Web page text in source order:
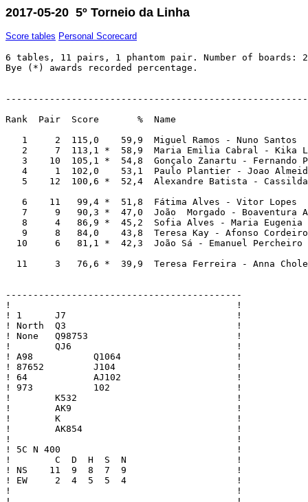
2017-05-20 5º Torneio da Linha
Score tables Personal Scorecard
6 tables, 11 pairs, 1 phantom pair. Number of boards:
Bye (*) awards recorded percentage.
Rank  Pair  Score       %  Name
1     2  115,0    59,9  Miguel Ramos - Nuno Santos
2     7  113,1 *  58,9  Maria Emilia Cabral -
3    10  105,1 *  54,8  Gonçalo Zanartu - Fernando
4     1  102,0    53,1  Paulo Plantier - Joao
5    12  100,6 *  52,4  Alexandre Batista -
6    11   99,4 *  51,8  Fátima Alves - Vitor Lopes
7     9   90,3 *  47,0  João  Morgado - Boaventura
8     4   86,9 *  45,2  Sofia Alves - Maria Eugenia
9     8   84,0    43,8  Teresa Kay - Afonso
10     6   81,1 *  42,3  João Sá - Emanuel
11     3   76,6 *  39,9  Teresa Ferreira - Anna
-------------------------------------------
!                                         !
! 1      J7                               !
! North  Q3                               !
! None   Q98753                           !
!        QJ6                              !
! A98           Q1064                     !
! 87652         J104                      !
! 64            AJ102                     !
! 973           102                       !
!        K532                             !
!        AK9                              !
!        K                                !
!        AK854                            !
!                                         !
! 5C N 400                                !
!        C  D  H  S  N                    !
! NS    11  9  8  7  9                    !
! EW     2  4  5  5  4                    !
!                                         !
!                                         !
!                                         !
!                                         !
!  Pair  Contr    Ld     Result   Score   !
!  2 11  3N  S +1 H3    430      5,0 3,0  !
!  4  3  6C  S -2 H8       -100  0,0 8,0  !
!  7 12  3N  S +1 D5    430      5,0 3,0  !
!  8  6  3N  S +1 SA    430      5,0 3,0  !
!  9  1  3N  S +1 S9    430      5,0 3,0  !
! 10 --                     Bye  4,4      !
!                                         !
!                                         !
-------------------------------------------
!                                         !
! 2      85                               !
! East   54                               !
! N-S    Q10542                           !
!        A965                             !
! KJ10964       Q72                       !
! AK            QJ872                     !
! K6            97                        !
! J73           Q104                      !
!        A3                               !
!        10963                            !
!        AJ83                             !
!        K82                              !
!                                         !
! 3S E -140                               !
!        C  D  H  S  N                    !
! NS     8  8  4  4  4                    !
! EW     5  5  8  9  6                    !
!                                         !
!                                         !
!                                         !
!                                         !
!  Pair  Contr    Ld     Result   Score   !
!  2 11  4S  W +1 D2       -450  2,0 6,0  !
!  4  3  4S  W +1 H5       -450  2,0 6,0  !
!  7 12  1S  W +4 D5       -200  7,0 1,0  !
!  8  6  4S  E +1 D6       -450  2,0 6,0  !
!  9  1  3S  W +2 DQ       -200  7,0 1,0  !
! 10 --                     Bye  4,4      !
!                                         !
!                                         !
-------------------------------------------
!                                         !
! 3      Q98                              !
! South  107                              !
! E-W    AK96                             !
!        10952                            !
! K752          A63                       !
! 9864          QJ2                       !
! 108           J5432                     !
! KJ8           Q6                        !
!        J104                             !
!        AK53                             !
!        Q7                               !
!        A743                             !
!                                         !
! 3C S 110                                !
!        C  D  H  S  N                    !
! NS     9  7  7  6  7                    !
! EW     4  6  6  5  6                    !
!                                         !
!                                         !
!                                         !
!                                         !
!  Pair  Contr    Ld     Result   Score   !
!  2 11  1N  S  = S5     90      1,0 7,0  !
!  4  3  1N  N +1 D3    120      5,0 3,0  !
!  7 12  1N  N +3 D4    180      8,0 0,0  !
!  8  6  1N  N +1 S3    120      5,0 3,0  !
!  9  1  1N  N  = S3     90      1,0 7,0  !
! 10 --                     Bye  4,4      !
!                                         !
!                                         !
-------------------------------------------
!                                         !
! 4      K8542                            !
! West   K6                               !
! All    J10975                           !
!        4                                !
! J107          93                        !
! J10972        A54                       !
! AQ            862                       !
! 762           Q10853                    !
!        AQ6                              !
!        Q83                              !
!        K43                              !
!        AKJ9                             !
!                                         !
! 4S S 620                                !
!        C  D  H  S  N                    !
! N      7 10  7  9  9                    !
! S      :  :  : 10  :                    !
! E      5  3  6  2  4                    !
! W      :  2  :  :  :                    !
!                                         !
!                                         !
!  Pair  Contr    Ld     Result   Score   !
!  1  7  4S  N  = C3    620      6,0 2,0  !
!  3 11  2N  S  = HJ    120      0,0 8,0  !
! --  4                     Bye      3,6  !
!  8 12  4S  N  = D6    620      6,0 2,0  !
!  9  2  3N  S  = HJ    600      2,0 6,0  !
! 10  6  4S  N  = C4    620      6,0 2,0  !
!                                         !
!                                         !
-------------------------------------------
!                                         !
! 5      KQ                               !
! North  Q532                             !
! N-S    A873                             !
!        K64                              !
! 10965432      J8                        !
! AKJ           10764                     !
! 9             K2                        !
! Q5            J9832                     !
!        A7                               !
!        98                               !
!        QJ10654                          !
!        A107                             !
!                                         !
! 4Sx E 500                               !
!        C  D  H  S  N                    !
! NS     7 10  7  6  9                    !
! E      6  3  4  7  4                    !
! W      :  :  5  :  :                    !
!                                         !
!                                         !
!                                         !
!  Pair  Contr    Ld     Result   Score   !
!  1  7  6D  N -2 SJ       -200  2,0 6,0  !
!  3 11  5Sx W -3 DA    500      6,0 2,0  !
! --  4                     Bye      3,6  !
!  8 12  6D  N -2 SJ       -200  2,0 6,0  !
!  9  2  5D  N -2 SJ       -200  2,0 6,0  !
! 10  6  3N  N  = S6    600      8,0 0,0  !
!                                         !
!                                         !
-------------------------------------------
!                                         !
! 6      Q1052                            !
! East   K53                              !
! E-W    9742                             !
!        K8                               !
! K3            AJ9876                    !
! QJ102         98                        !
! A1085         KQ63                      !
! Q107          J                         !
!        4                                !
!        A764                             !
!        J                                !
!        A965432                          !
!                                         !
! 3S E -140                               !
!        C  D  H  S  N                    !
! NS     8  3  7  3  5                    !
! EW     4 10  6  9  8                    !
!                                         !
!                                         !
!                                         !
!                                         !
!  Pair  Contr    Ld     Result   Score   !
!  1  7  2S  E +1 DJ       -140  4,0 4,0  !
!  3 11  3N  W -5 C8    500      8,0 0,0  !
! --  4                     Bye      3,6  !
!  8 12  2Sx E +1 D3       -870  0,0 8,0  !
!  9  2  4Cx S -3 SK       -500  2,0 6,0  !
! 10  6  3N  W -1 D4    100      6,0 2,0  !
!                                         !
!                                         !
-------------------------------------------
!                                         !
! 7      9                                !
! South  7642                             !
! All    KJ1087                           !
!        QJ8                              !
! K5            Q8732                     !
! Q10           KJ83                      !
! AQ96432       5                         !
! 74            632                       !
!        AJ1064                           !
!        A95                              !
!        ---                              !
!        AK1095                           !
!                                         !
! 3N S 600                                !
!        C  D  H  S  N                    !
! N     10  8  8  8  9                    !
! S      :  :  9  :  :                    !
! EW     3  5  4  5  4                    !
!                                         !
!                                         !
!                                         !
!  Pair  Contr    Ld     Result   Score   !
!  1 12  5C  S -1 H10      -100  1,0 7,0  !
!  2  8  2Dx W -3 S9    800      7,0 1,0  !
!  6 --                     Bye  3,4      !
!  9  3  3N  N  = D5    600      4,0 4,0  !
! 10  7  3N  N -1 H2       -100  1,0 7,0  !
! 11  4  3Dx W -3 S9    800      7,0 1,0  !
!                                         !
!                                         !
-------------------------------------------
!                                         !
! 8      J986                             !
! West   QJ1